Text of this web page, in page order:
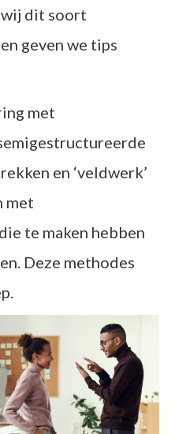
wij dit soort
geven we tips
met
en ‘veldwerk’
met
te maken hebben
Deze methodes